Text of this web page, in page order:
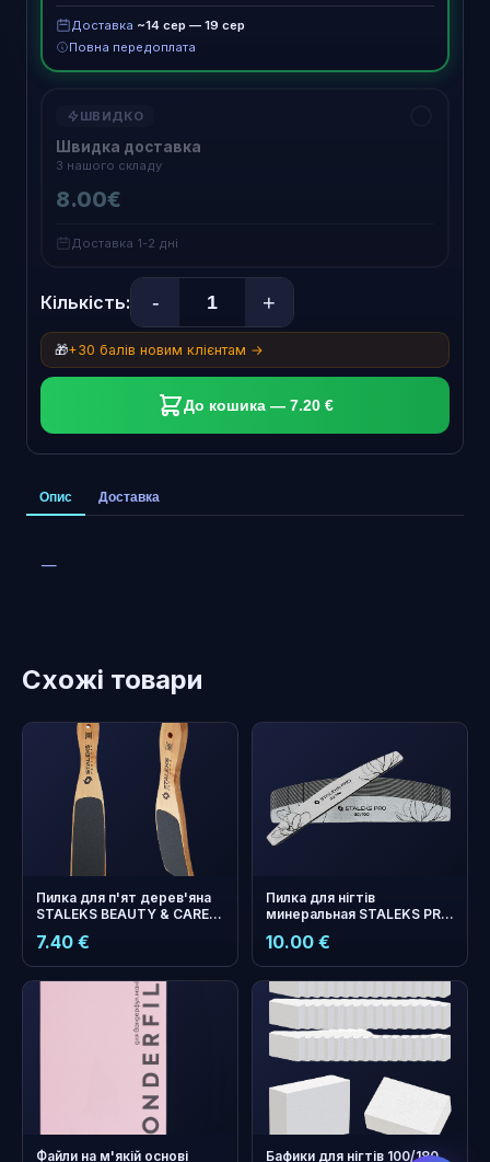
Доставка ~14 сер — 19 сер
Повна передоплата
ШВИДКО
Швидка доставка
З нашого складу
8.00€
Доставка 1-2 дні
Кількість: - +
🎁+30 балів новим клієнтам →
До кошика — 7.20 €
Опис Доставка
—
Схожі товари
Пилка для п'ят дерев'яна
STALEKS BEAUTY & CARE
7.40 €
Пилка для нігтів
минеральная STALEKS PRO
(півмісяць) 25 шт
10.00 €
Файли на м'якій основі Бафики для нігтів 100/180
бонусних